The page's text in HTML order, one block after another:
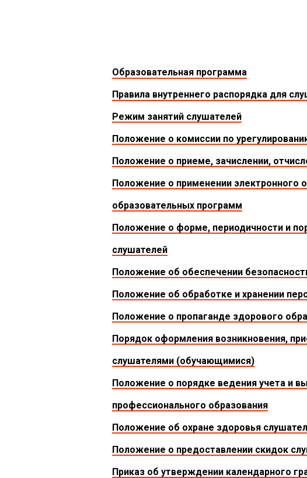
Образовательная программа
Правила внутреннего распорядка для
Режим занятий слушателей
Положение о комиссии по
Положение о приеме, зачислении,
Положение о применении электронного
образовательных программ
Положение о форме, периодичности и
слушателей
Положение об обеспечении
Положение об обработке и хранении
Положение о пропаганде здорового
Порядок оформления возникновения,
слушателями (обучающимися)
Положение о порядке ведения учета и
профессионального образования
Положение об охране здоровья
Положение о предоставлении скидок
Приказ об утверждении календарного